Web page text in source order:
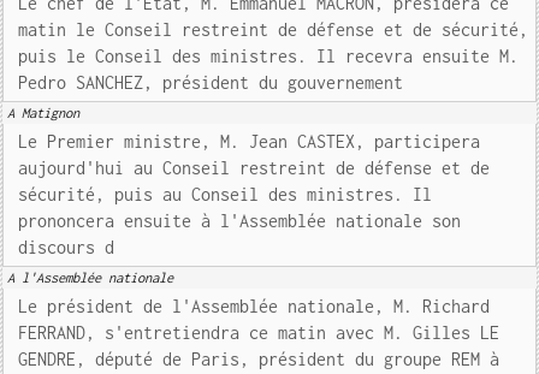
matin le Conseil restreint de défense et de sécurité,
puis le Conseil des ministres. Il recevra ensuite M.
Pedro SANCHEZ, président du gouvernement
A Matignon
Le Premier ministre, M. Jean CASTEX, participera
aujourd'hui au Conseil restreint de défense et de
sécurité, puis au Conseil des ministres. Il
prononcera ensuite à l'Assemblée nationale son
discours d
A l'Assemblée nationale
Le président de l'Assemblée nationale, M. Richard
FERRAND, s'entretiendra ce matin avec M. Gilles LE
GENDRE, député de Paris, président du groupe REM à